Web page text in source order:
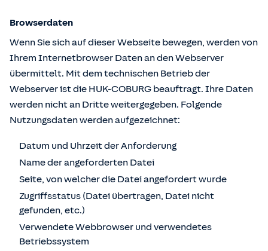
Browserdaten
Wenn Sie sich auf dieser Webseite bewegen, werden von
Ihrem Internetbrowser Daten an den Webserver
übermittelt. Mit dem technischen Betrieb der
Webserver ist die HUK-COBURG beauftragt. Ihre Daten
werden nicht an Dritte weitergegeben. Folgende
Nutzungsdaten werden aufgezeichnet:
Datum und Uhrzeit der Anforderung
Name der angeforderten Datei
Seite, von welcher die Datei angefordert wurde
Zugriffsstatus (Datei übertragen, Datei nicht
gefunden, etc.)
Verwendete Webbrowser und verwendetes
Betriebssystem